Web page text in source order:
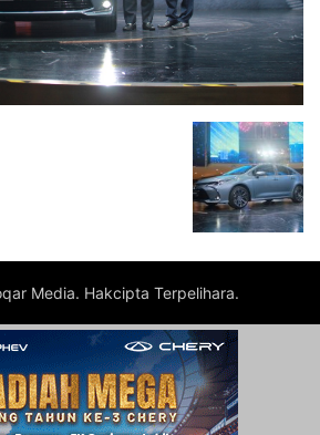
Media. Hakcipta Terpelihara.